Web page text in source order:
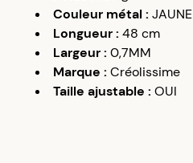
Couleur métal: JAUNE
Longueur: 48 cm
Largeur: 0,7MM
Marque : Créolissime
Taille ajustable : OUI